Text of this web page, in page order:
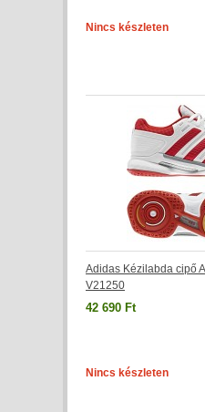
Nincs készleten
Adidas Kézilabda cipő
V21250
42 690 Ft
Nincs készleten